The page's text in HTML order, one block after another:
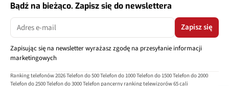
Bądź na bieżąco. Zapisz się do newslettera
Zapisz się
Zapisując się na newsletter wyrażasz zgodę na przesyłanie informacji
marketingowych
Ranking telefonów 2026Telefon do 500Telefon do 1000Telefon do 1500Telefon do 2000
Telefon do 2500Telefon do 3000Telefon pancerny ranking telewizorów 65 cali